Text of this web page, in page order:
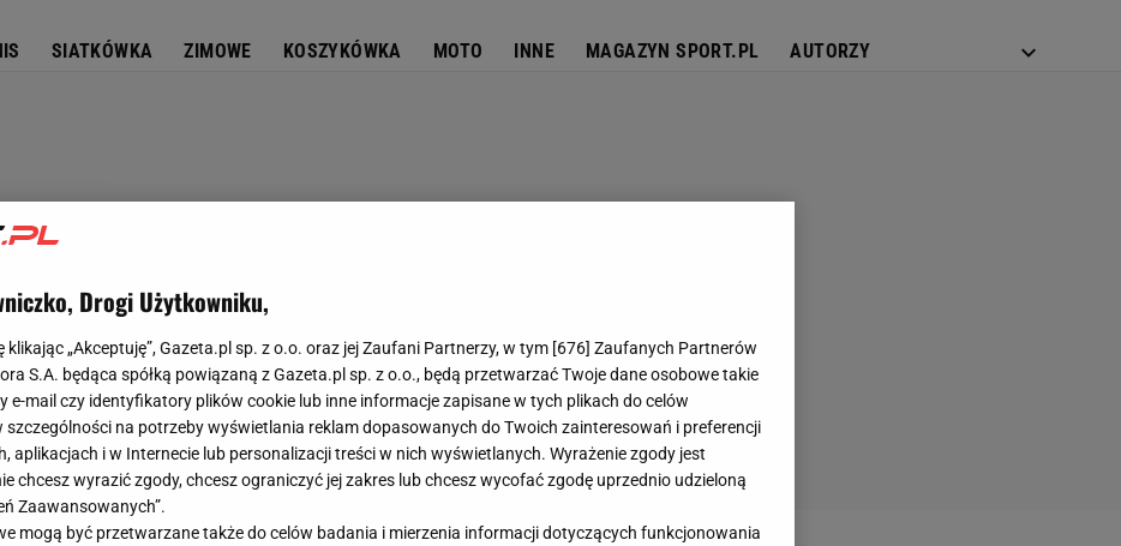
SIATKÓWKA ZIMOWE KOSZYKÓWKA MOTO INNE MAGAZYN SPORT.PL AUTORZY
Drogi Użytkowniku,
klikając „Akceptuję”, Gazeta.pl sp. z o.o. oraz jej Zaufani Partnerzy, w tym [676] Zaufanych Partnerów
S.A. będąca spółką powiązaną z Gazeta.pl sp. z o.o., będą przetwarzać Twoje dane osobowe takie
e-mail czy identyfikatory plików cookie lub inne informacje zapisane w tych plikach do celów
szczególności na potrzeby wyświetlania reklam dopasowanych do Twoich zainteresowań i preferencji
aplikacjach i w Internecie lub personalizacji treści w nich wyświetlanych. Wyrażenie zgody jest
chcesz wyrazić zgody, chcesz ograniczyć jej zakres lub chcesz wycofać zgodę uprzednio udzieloną
Zaawansowanych”.
mogą być przetwarzane także do celów badania i mierzenia informacji dotyczących funkcjonowania